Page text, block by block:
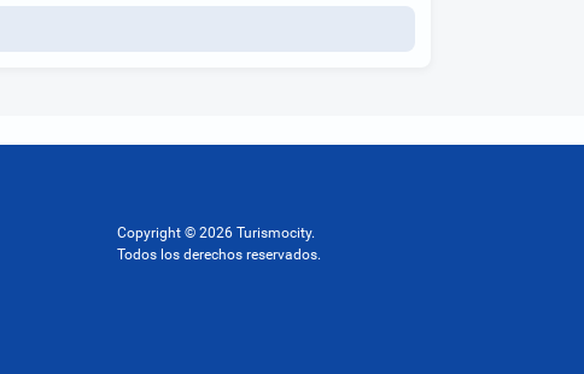
Copyright © 2026 Turismocity.
Todos los derechos reservados.